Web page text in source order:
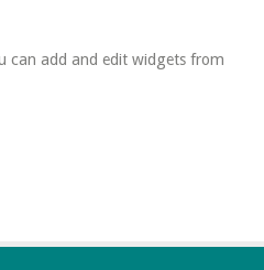
can add and edit widgets from